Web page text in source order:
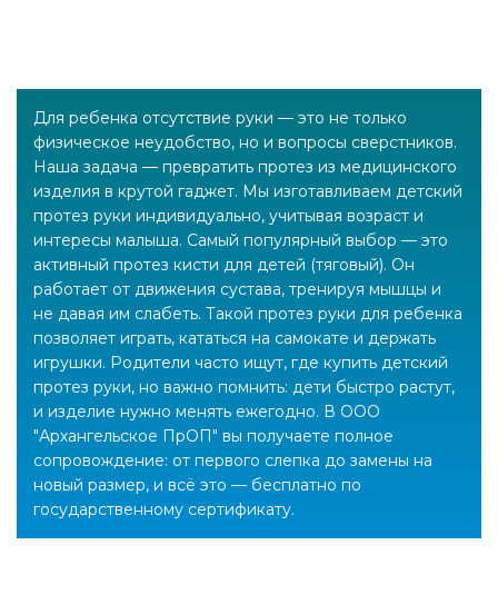
Для ребенка отсутствие руки — это не только
физическое неудобство, но и вопросы сверстников.
Наша задача — превратить протез из медицинского
изделия в крутой гаджет. Мы изготавливаем детский
протез руки индивидуально, учитывая возраст и
интересы малыша. Самый популярный выбор — это
активный протез кисти для детей (тяговый). Он
работает от движения сустава, тренируя мышцы и
не давая им слабеть. Такой протез руки для ребенка
позволяет играть, кататься на самокате и держать
игрушки. Родители часто ищут, где купить детский
протез руки, но важно помнить: дети быстро растут,
и изделие нужно менять ежегодно. В ООО
"Архангельское ПрОП" вы получаете полное
сопровождение: от первого слепка до замены на
новый размер, и всё это — бесплатно по
государственному сертификату.